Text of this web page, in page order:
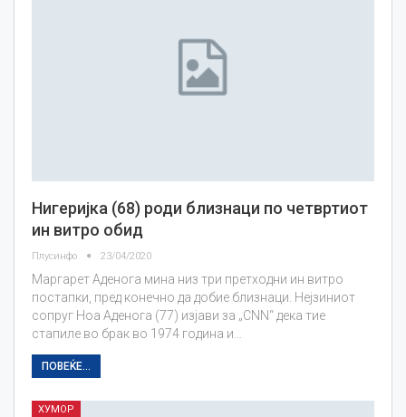
Нигеријка (68) роди близнаци по четвртиот
ин витро обид
Плусинфо 23/04/2020
Маргарет Аденога мина низ три претходни ин витро
постапки, пред конечно да добие близнаци. Нејзиниот
сопруг Ноа Аденога (77) изјави за „CNN“ дека тие
стапиле во брак во 1974 година и…
ПОВЕЌЕ...
ХУМОР